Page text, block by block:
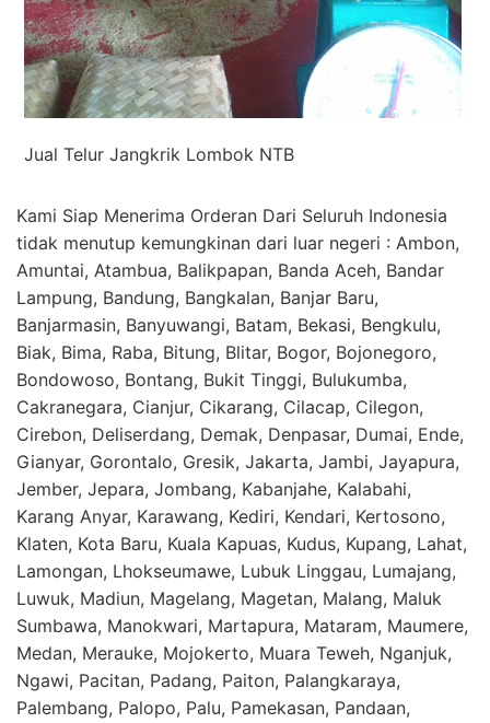
Jual Telur Jangkrik Lombok NTB
Kami Siap Menerima Orderan Dari Seluruh Indonesia
tidak menutup kemungkinan dari luar negeri : Ambon,
Amuntai, Atambua, Balikpapan, Banda Aceh, Bandar
Lampung, Bandung, Bangkalan, Banjar Baru,
Banjarmasin, Banyuwangi, Batam, Bekasi, Bengkulu,
Biak, Bima, Raba, Bitung, Blitar, Bogor, Bojonegoro,
Bondowoso, Bontang, Bukit Tinggi, Bulukumba,
Cakranegara, Cianjur, Cikarang, Cilacap, Cilegon,
Cirebon, Deliserdang, Demak, Denpasar, Dumai, Ende,
Gianyar, Gorontalo, Gresik, Jakarta, Jambi, Jayapura,
Jember, Jepara, Jombang, Kabanjahe, Kalabahi,
Karang Anyar, Karawang, Kediri, Kendari, Kertosono,
Klaten, Kota Baru, Kuala Kapuas, Kudus, Kupang, Lahat,
Lamongan, Lhokseumawe, Lubuk Linggau, Lumajang,
Luwuk, Madiun, Magelang, Magetan, Malang, Maluk
Sumbawa, Manokwari, Martapura, Mataram, Maumere,
Medan, Merauke, Mojokerto, Muara Teweh, Nganjuk,
Ngawi, Pacitan, Padang, Paiton, Palangkaraya,
Palembang, Palopo, Palu, Pamekasan, Pandaan,